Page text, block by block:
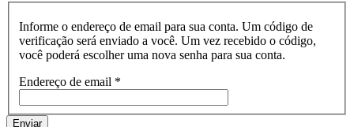
Informe o endereço de email para sua conta. Um código de
verificação será enviado a você. Um vez recebido o código,
você poderá escolher uma nova senha para sua conta.
Endereço de email *
Enviar